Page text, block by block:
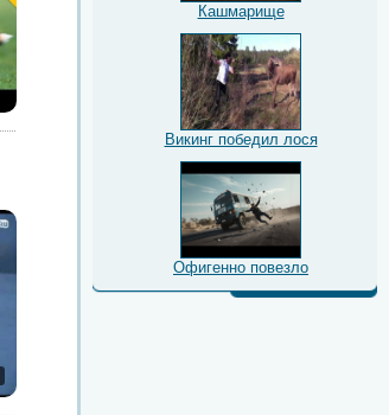
Кашмарище
Викинг победил лося
Офигенно повезло